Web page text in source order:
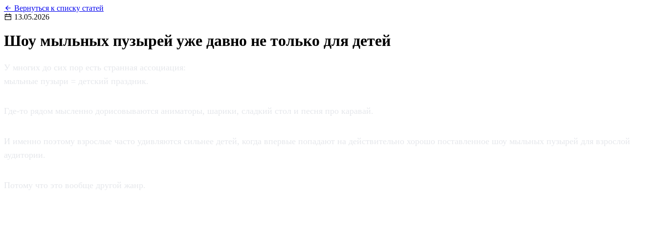
Вернуться к списку статей
13.05.2026
Шоу мыльных пузырей уже давно не только для детей
У многих до сих пор есть странная ассоциация:
мыльные пузыри = детский праздник.
Где-то рядом мысленно дорисовываются аниматоры, шарики, сладкий стол и песня про каравай.
И именно поэтому взрослые часто удивляются сильнее детей, когда впервые попадают на действительно хорошо поставленное шоу мыльных пузырей для взрослой
аудитории.
Потому что это вообще другой жанр.